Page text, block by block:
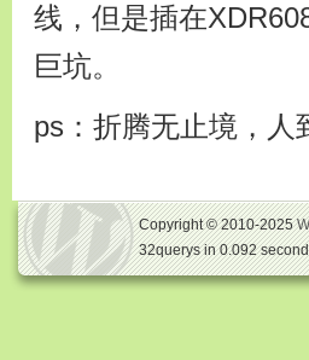
线，但是插在
巨坑。
ps：折腾无止境，人
Copyright © 2010-2025
32querys in 0.092